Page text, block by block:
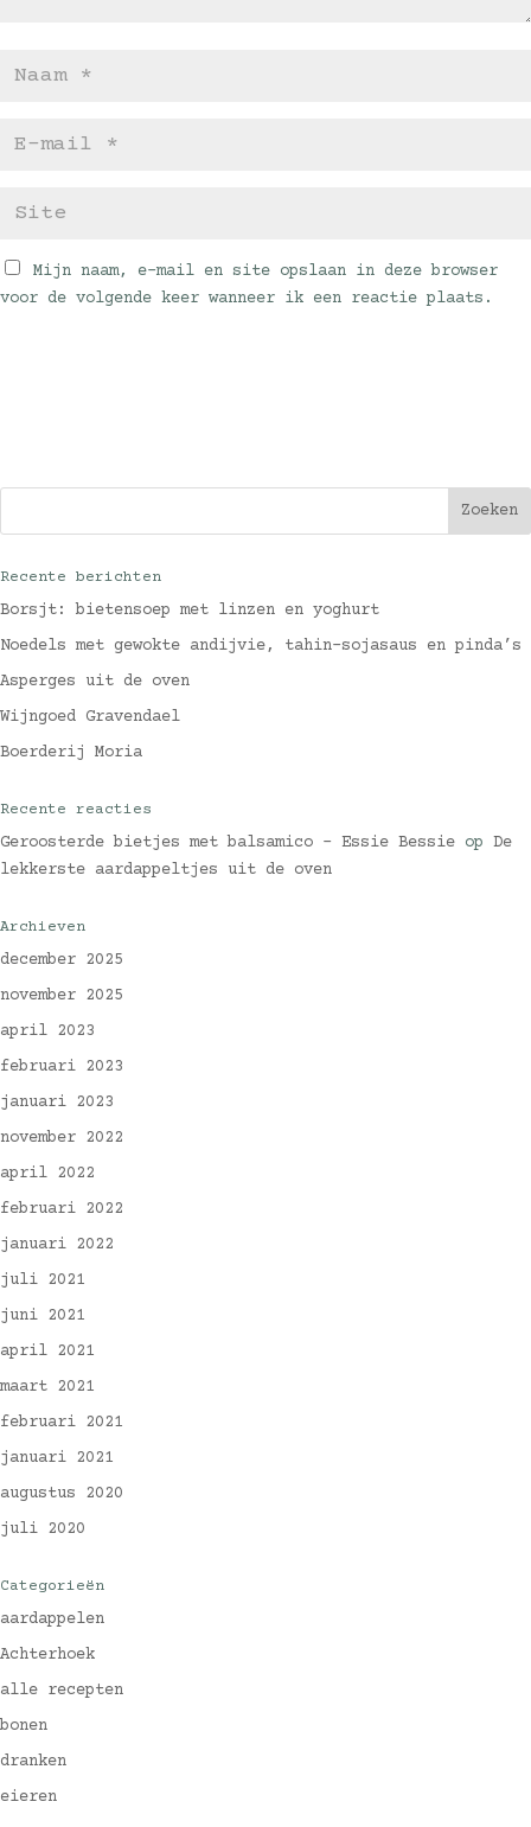
Mijn naam, e-mail en site opslaan in deze browser
voor de volgende keer wanneer ik een reactie plaats.
Recente berichten
Borsjt: bietensoep met linzen en yoghurt
Noedels met gewokte andijvie, tahin-sojasaus en pinda’s
Asperges uit de oven
Wijngoed Gravendael
Boerderij Moria
Recente reacties
Geroosterde bietjes met balsamico - Essie Bessie op De
lekkerste aardappeltjes uit de oven
Archieven
december 2025
november 2025
april 2023
februari 2023
januari 2023
november 2022
april 2022
februari 2022
januari 2022
juli 2021
juni 2021
april 2021
maart 2021
februari 2021
januari 2021
augustus 2020
juli 2020
Categorieën
aardappelen
Achterhoek
alle recepten
bonen
dranken
eieren